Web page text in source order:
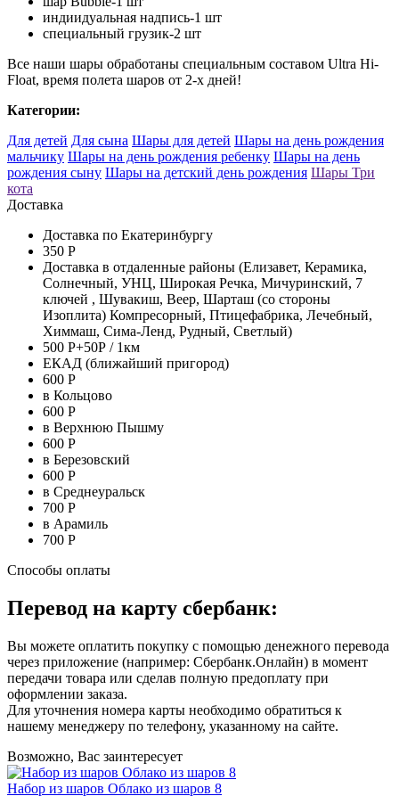
индиидуальная надпись-1 шт
специальный грузик-2 шт
Все наши шары обработаны специальным составом Ultra Hi-
Float, время полета шаров от 2-х дней!
Категории:
Для детей Для сына Шары для детей Шары на день рождения
мальчику Шары на день рождения ребенку Шары на день
рождения сыну Шары на детский день рождения Шары Три
кота
Доставка
Доставка по Екатеринбургу
350 Р
Доставка в отдаленные районы (Елизавет, Керамика,
Солнечный, УНЦ, Широкая Речка, Мичуринский, 7
ключей , Шувакиш, Веер, Шарташ (со стороны
Изоплита) Компресорный, Птицефабрика, Лечебный,
Химмаш, Сима-Ленд, Рудный, Светлый)
500 Р+50Р / 1км
ЕКАД (ближайший пригород)
600 Р
в Кольцово
600 Р
в Верхнюю Пышму
600 Р
в Березовский
600 Р
в Среднеуральск
700 Р
в Арамиль
700 Р
Способы оплаты
Перевод на карту сбербанк:
Вы можете оплатить покупку с помощью денежного перевода
через приложение (например: Сбербанк.Онлайн) в момент
передачи товара или сделав полную предоплату при
оформлении заказа.
Для уточнения номера карты необходимо обратиться к
нашему менеджеру по телефону, указанному на сайте.
Возможно, Вас заинтересует
Набор из шаров Облако из шаров 8